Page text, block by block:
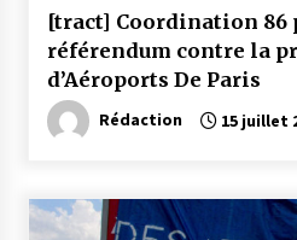
[tract] Coordination 86 pour un
référendum contre la
d’Aéroports De Paris
Rédaction 15 juillet